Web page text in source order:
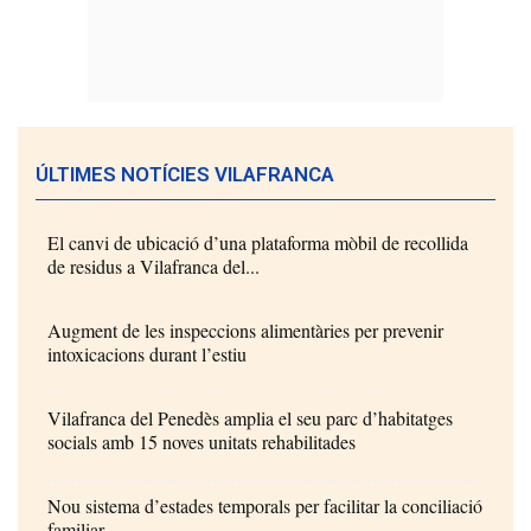
ÚLTIMES NOTÍCIES VILAFRANCA
El canvi de ubicació d’una plataforma mòbil de recollida
de residus a Vilafranca del...
Augment de les inspeccions alimentàries per prevenir
intoxicacions durant l’estiu
Vilafranca del Penedès amplia el seu parc d’habitatges
socials amb 15 noves unitats rehabilitades
Nou sistema d’estades temporals per facilitar la conciliació